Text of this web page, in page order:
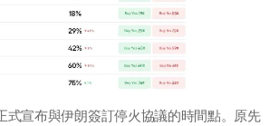
式宣布與伊朗簽訂停火協議的時間點。原先